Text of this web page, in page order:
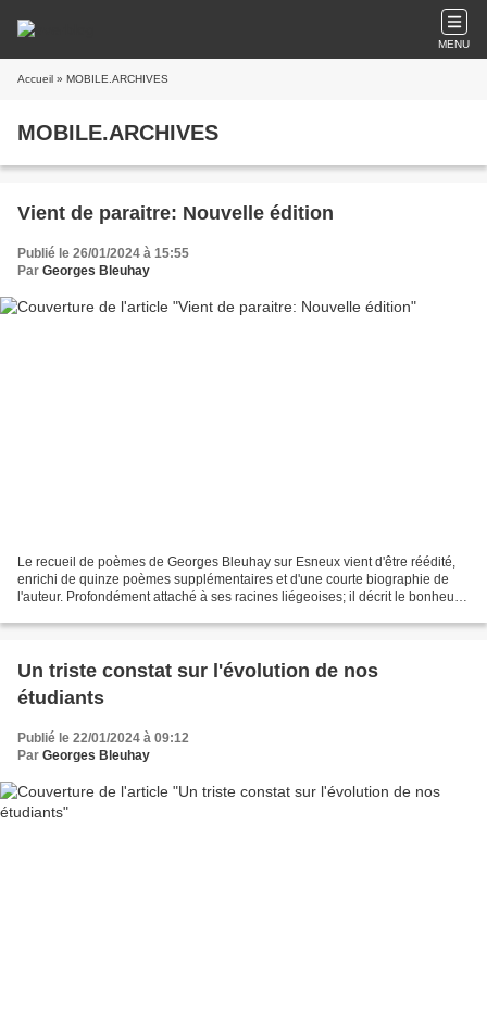
MENU
Accueil » MOBILE.ARCHIVES
MOBILE.ARCHIVES
Vient de paraitre: Nouvelle édition
Publié le 26/01/2024 à 15:55
Par Georges Bleuhay
Le recueil de poèmes de Georges Bleuhay sur Esneux vient d'être réédité,
enrichi de quinze poèmes supplémentaires et d'une courte biographie de
l'auteur. Profondément attaché à ses racines liégeoises; il décrit le bonheur
Un triste constat sur l'évolution de nos
étudiants
Publié le 22/01/2024 à 09:12
Par Georges Bleuhay